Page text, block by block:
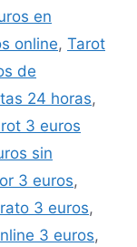
en
online, Tarot
de
24 horas,
3 euros
sin
3 euros,
3 euros,
3 euros,